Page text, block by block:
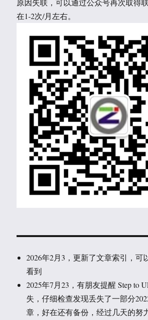
原因失联，可以通过公众号再次取得
在1-2次/月左右。
2026年2月3，更新了文章索引，可
看到
2025年7月23，有朋友提醒 Step to
失，仔细检查发现丢失了一部分
章，好在还有备份，经过几天的努